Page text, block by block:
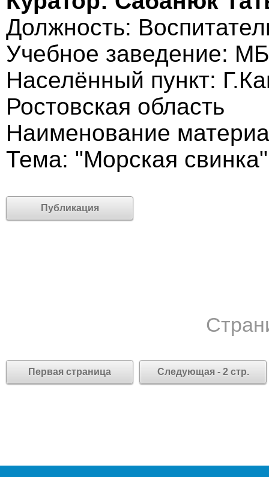
Должность:
Учебное заведение:
Населённый пункт:
Ростовская область
Наименование
Тема: "Морская свинка"
Публикация
Первая страница Следующая - 2 стр.